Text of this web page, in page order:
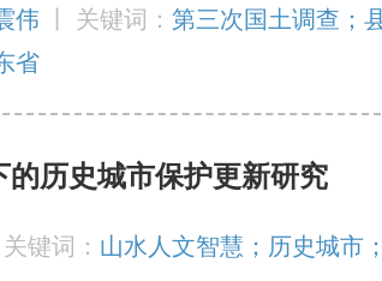
伟 关键词：第三次国土调查；
省
的历史城市保护更新研究
关键词： 山水人文智慧；历史城市